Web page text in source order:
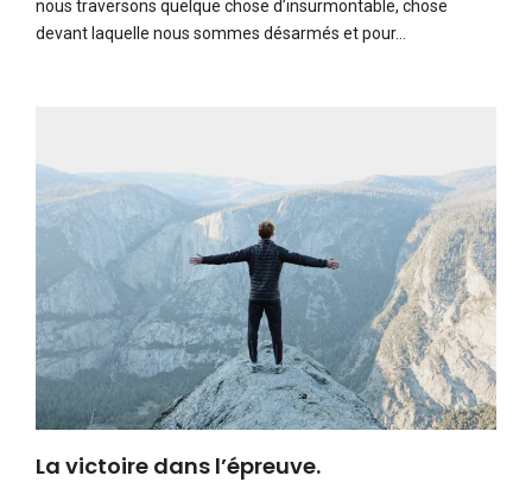
nous traversons quelque chose d’insurmontable, chose
devant laquelle nous sommes désarmés et pour…
La victoire dans l’épreuve.